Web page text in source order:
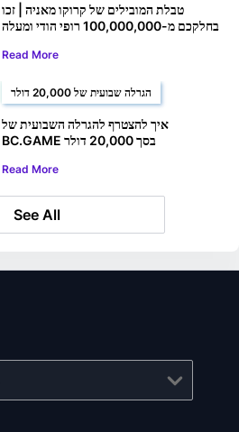
טבלת המובילים של קרוקו מאניה | זכו
בחלקכם מ-100,000,000 רופי הודי ומעלה
Read More
הגרלה שבועית של 20,000 דולר
איך להצטרף להגרלה השבועית של
BC.GAME בסך 20,000 דולר
Read More
See All